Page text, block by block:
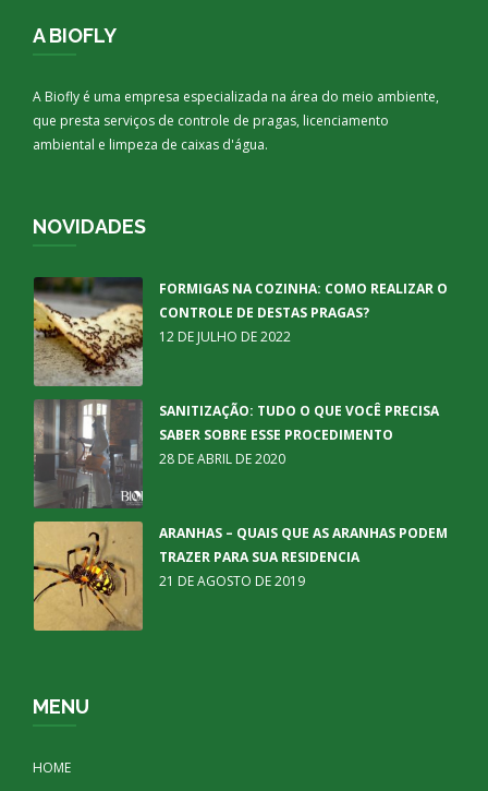
A BIOFLY
A Biofly é uma empresa especializada na área do meio ambiente,
que presta serviços de controle de pragas, licenciamento
ambiental e limpeza de caixas d'água.
NOVIDADES
FORMIGAS NA COZINHA: COMO REALIZAR O
CONTROLE DE DESTAS PRAGAS?
12 DE JULHO DE 2022
SANITIZAÇÃO: TUDO O QUE VOCÊ PRECISA
SABER SOBRE ESSE PROCEDIMENTO
28 DE ABRIL DE 2020
ARANHAS – QUAIS QUE AS ARANHAS PODEM
TRAZER PARA SUA RESIDENCIA
21 DE AGOSTO DE 2019
MENU
HOME